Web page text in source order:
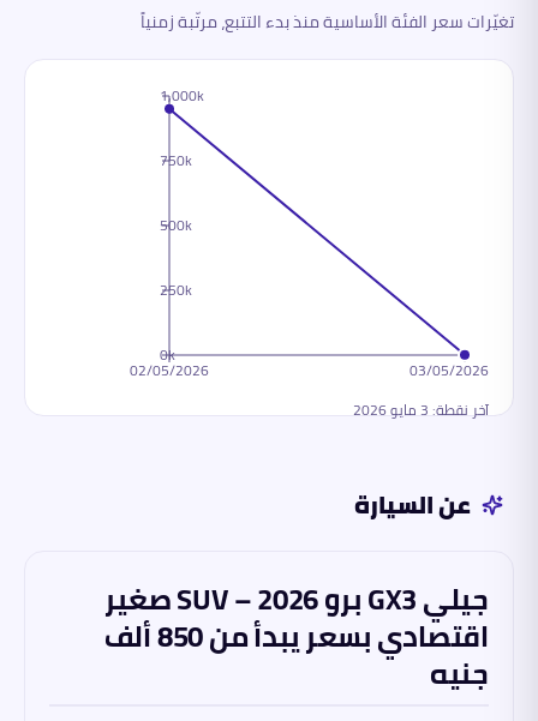
تغيّرات سعر الفئة الأساسية منذ بدء التتبع، مرتّبة زمنياً
02/05/2026 03/05/2026
0k
250k
500k
750k
1,000k
آخر نقطة:3 مايو 2026
عن السيارة
جيلي GX3 برو 2026 – SUV صغير
اقتصادي بسعر يبدأ من 850 ألف
جنيه